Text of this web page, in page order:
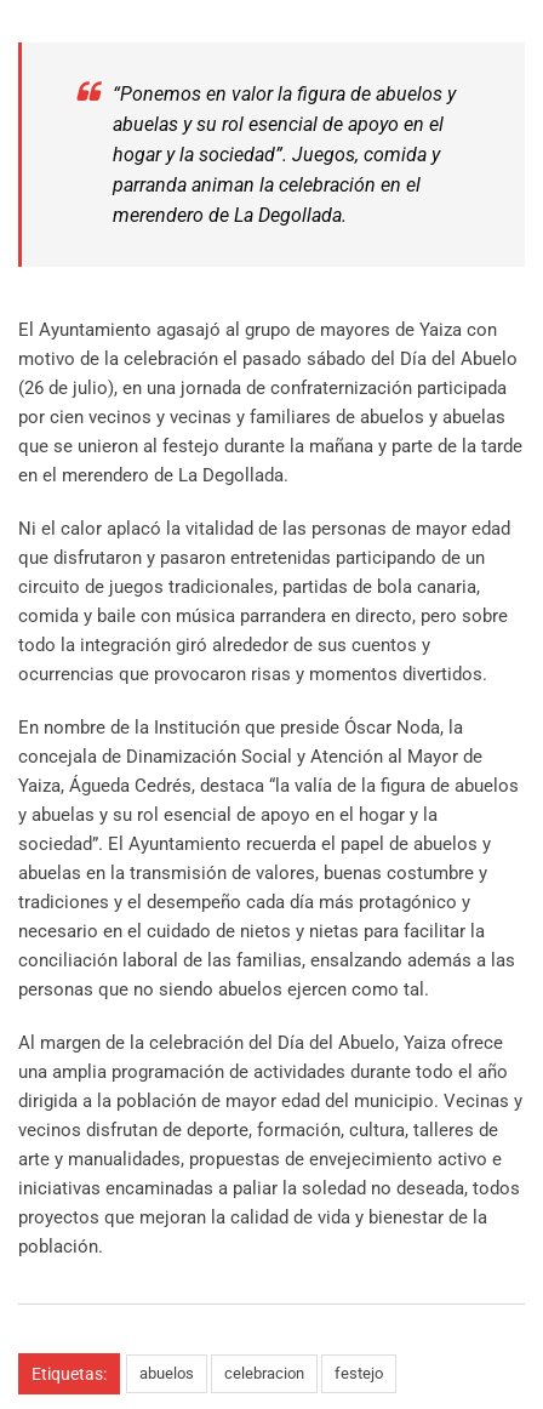
“Ponemos en valor la figura de abuelos y
abuelas y su rol esencial de apoyo en el
hogar y la sociedad”. Juegos, comida y
parranda animan la celebración en el
merendero de La Degollada.
El Ayuntamiento agasajó al grupo de mayores de Yaiza con
motivo de la celebración el pasado sábado del Día del Abuelo
(26 de julio), en una jornada de confraternización participada
por cien vecinos y vecinas y familiares de abuelos y abuelas
que se unieron al festejo durante la mañana y parte de la tarde
en el merendero de La Degollada.
Ni el calor aplacó la vitalidad de las personas de mayor edad
que disfrutaron y pasaron entretenidas participando de un
circuito de juegos tradicionales, partidas de bola canaria,
comida y baile con música parrandera en directo, pero sobre
todo la integración giró alrededor de sus cuentos y
ocurrencias que provocaron risas y momentos divertidos.
En nombre de la Institución que preside Óscar Noda, la
concejala de Dinamización Social y Atención al Mayor de
Yaiza, Águeda Cedrés, destaca “la valía de la figura de abuelos
y abuelas y su rol esencial de apoyo en el hogar y la
sociedad”. El Ayuntamiento recuerda el papel de abuelos y
abuelas en la transmisión de valores, buenas costumbre y
tradiciones y el desempeño cada día más protagónico y
necesario en el cuidado de nietos y nietas para facilitar la
conciliación laboral de las familias, ensalzando además a las
personas que no siendo abuelos ejercen como tal.
Al margen de la celebración del Día del Abuelo, Yaiza ofrece
una amplia programación de actividades durante todo el año
dirigida a la población de mayor edad del municipio. Vecinas y
vecinos disfrutan de deporte, formación, cultura, talleres de
arte y manualidades, propuestas de envejecimiento activo e
iniciativas encaminadas a paliar la soledad no deseada, todos
proyectos que mejoran la calidad de vida y bienestar de la
población.
Etiquetas: abuelos celebracion festejo